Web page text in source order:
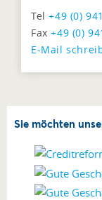
Tel+49 (0)
Fax+49 (0)
E-Mail
Sie möchten